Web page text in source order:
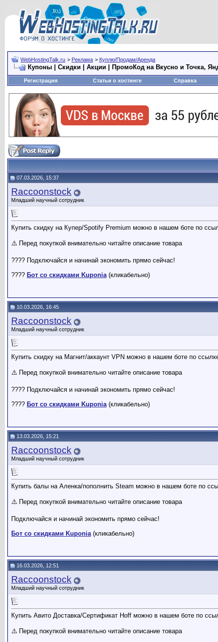
WebHostingTalk.ru > Реклама > Куплю/Продам/Аренда
Купоны | Скидки | Акции | ПромоКод на Вкусно и Точка,
Регистрация Статьи о хостинге Справка
07.03.2026, 15:37
Raccoonstock
Младший научный сотрудник
Купить скидку на Купер/Spotify Premium можно в нашем боте по
⚠️ Перед покупкой внимательно читайте описание товара
???? Подключайся и начинай экономить прямо сейчас!
???? Бот со скидками Kuponia(кликабельно)
10.03.2026, 16:45
Raccoonstock
Младший научный сотрудник
Купить скидку на Магнит/аккаунт VPN можно в нашем боте по
⚠️ Перед покупкой внимательно читайте описание товара
???? Подключайся и начинай экономить прямо сейчас!
???? Бот со скидками Kuponia(кликабельно)
13.03.2026, 15:21
Raccoonstock
Младший научный сотрудник
Купить балы на Аленка/пополнить Steam можно в нашем боте по
⚠️ Перед покупкой внимательно читайте описание товара
Подключайся и начинай экономить прямо сейчас!
Бот со скидками Kuponia(кликабельно)
16.03.2026, 12:51
Raccoonstock
Младший научный сотрудник
Купить Авито Доставка/Сертификат Hoff можно в нашем боте по
⚠️ Перед покупкой внимательно читайте описание товара